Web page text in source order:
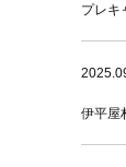
プレ
伊平屋